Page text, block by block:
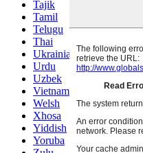
Tajik
Tamil
Telugu
Thai
Ukrainian
Urdu
Uzbek
Vietnamese
Welsh
Xhosa
Yiddish
Yoruba